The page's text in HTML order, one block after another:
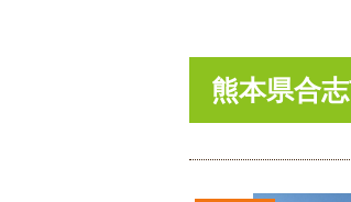
熊本県合